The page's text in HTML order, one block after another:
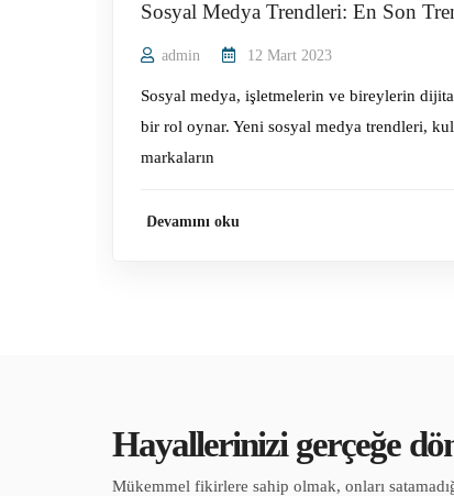
admin 12 Mart 2023
Sosyal medya, işletmelerin ve bireylerin
bir rol oynar. Yeni sosyal medya trendleri,
markaların
Devamını oku
Hayallerinizi gerçeğe
Mükemmel fikirlere sahip olmak, onları